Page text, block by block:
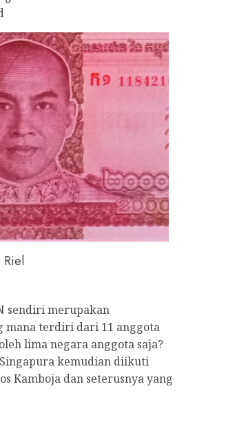
sendiri merupakan
mana terdiri dari 11 anggota
lima negara anggota saja?
kemudian diikuti
Kamboja dan seterusnya yang